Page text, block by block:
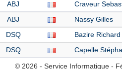
ABJ Craveur
ABJ Nassy Gilles
DSQ Bazire Richard
DSQ Capelle
© 2026 - Service Informatique -